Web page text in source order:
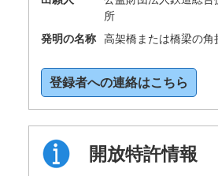
所
発明の名称 高架橋または橋梁の角
登録者への連絡はこちら
開放特許情報